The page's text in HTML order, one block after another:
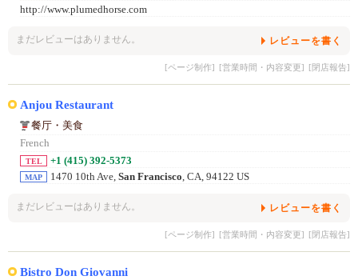
http://www.plumedhorse.com
まだレビューはありません。 レビューを書く
[ページ制作] [営業時間・内容変更] [閉店報告]
Anjou Restaurant
餐厅・美食
French
TEL +1 (415) 392-5373
MAP 1470 10th Ave, San Francisco, CA, 94122 US
まだレビューはありません。 レビューを書く
[ページ制作] [営業時間・内容変更] [閉店報告]
Bistro Don Giovanni